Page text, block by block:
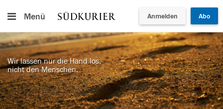
Menü Anmelden Abo
Wir lassen nur die Hand los,
nicht den Menschen.